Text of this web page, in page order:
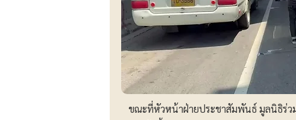
ขณะที่หัวหน้าฝ่ายประชาสัมพันธ์ มูลนิธิร่ว